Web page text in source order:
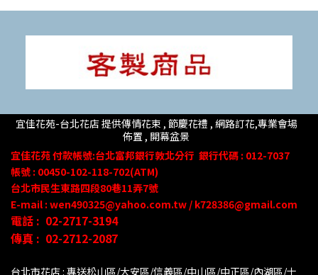
宜佳花苑-台北花店 提供傳情花束 , 節慶花禮 , 網路訂花,專業會場
佈置 , 開幕盆景
宜佳花苑付款帳號:台北富邦銀行敦北分行 銀行代碼 : 012-7037
帳號 : 00450-102-118-702(ATM)
台北市民生東路四段80巷11弄7號
E-mail : wen490325@yahoo.com.tw / k728386@gmail.com
電話 : 02-2717-3194
傳真 : 02-2712-2087
台北市花店 : 專送松山區/大安區/信義區/中山區/中正區/內湖區/士